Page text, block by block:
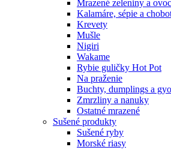
Mrazené zeleniny a
Kalamáre, sépie a
Krevety
Mušle
Nigiri
Wakame
Rybie guličky Hot Pot
Na praženie
Buchty, dumplings a
Zmrzliny a nanuky
Ostatné mrazené
Sušené produkty
Sušené ryby
Morské riasy